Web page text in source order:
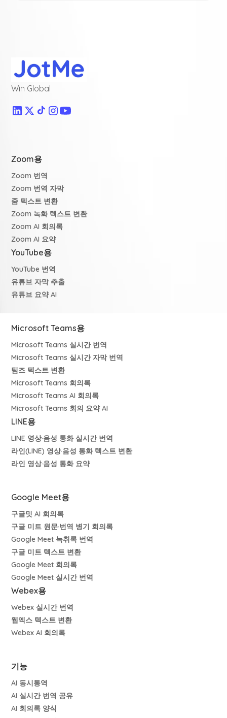
Win Global
Zoom용
Zoom 번역
Zoom 번역 자막
줌 텍스트 변환
Zoom 녹화 텍스트 변환
Zoom AI 회의록
Zoom AI 요약
YouTube용
YouTube 번역
유튜브 자막 추출
유튜브 요약 AI
Microsoft Teams용
Microsoft Teams 실시간 번역
Microsoft Teams 실시간 자막 번역
팀즈 텍스트 변환
Microsoft Teams 회의록
Microsoft Teams AI 회의록
Microsoft Teams 회의 요약 AI
LINE용
LINE 영상·음성 통화 실시간 번역
라인(LINE) 영상·음성 통화 텍스트 변환
라인 영상·음성 통화 요약
Google Meet용
구글밋 AI 회의록
구글 미트 원문·번역 병기 회의록
Google Meet 녹취록 번역
구글 미트 텍스트 변환
Google Meet 회의록
Google Meet 실시간 번역
Webex용
Webex 실시간 번역
웹엑스 텍스트 변환
Webex AI 회의록
기능
AI 동시통역
AI 실시간 번역 공유
AI 회의록 양식